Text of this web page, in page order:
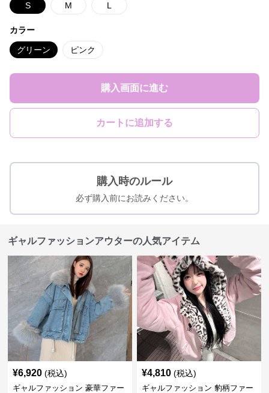
S M L
カラー
グリーン ピンク
購入画面に進む
カートに追加する
購入時のルール
必ず購入前にお読みください。
ギャルファッションアウターの人気アイテム
¥6,920 (税込)
ギャルファッション 豪華ファー
¥4,810 (税込)
ギャルファッション 豹柄ファー